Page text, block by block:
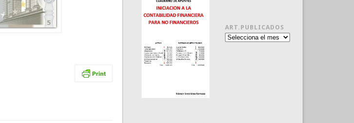
ART.PUBLICADOS
Art.publicados